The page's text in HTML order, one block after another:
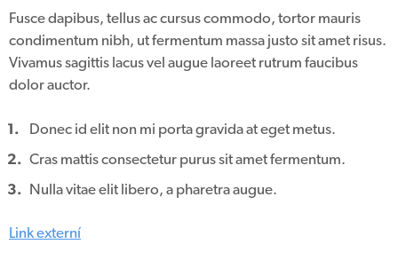
Fusce dapibus, tellus ac cursus commodo, tortor mauris
condimentum nibh, ut fermentum massa justo sit amet risus.
Vivamus sagittis lacus vel augue laoreet rutrum faucibus
dolor auctor.
Donec id elit non mi porta gravida at eget metus.
Cras mattis consectetur purus sit amet fermentum.
Nulla vitae elit libero, a pharetra augue.
Link externí